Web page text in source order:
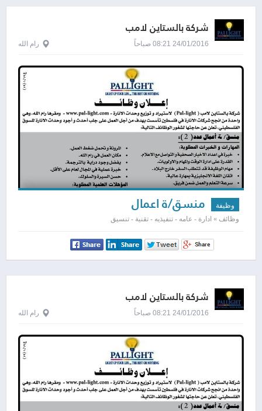
شركة بالستاين لامب
24/01/2016 08:21 صباحاً رام الله
وظيفة منسق/ة اعمال
وظائف » ادارة - عامه - تنفيذيه - تقنية - تنسيق
شركة بالستاين لامب
24/01/2016 08:21 صباحاً رام الله